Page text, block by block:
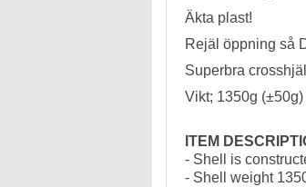
Äkta plast!
Rejäl öppning så
Superbra
Vikt; 1350g (±50g)
ITEM
- Shell is
- Shell weight